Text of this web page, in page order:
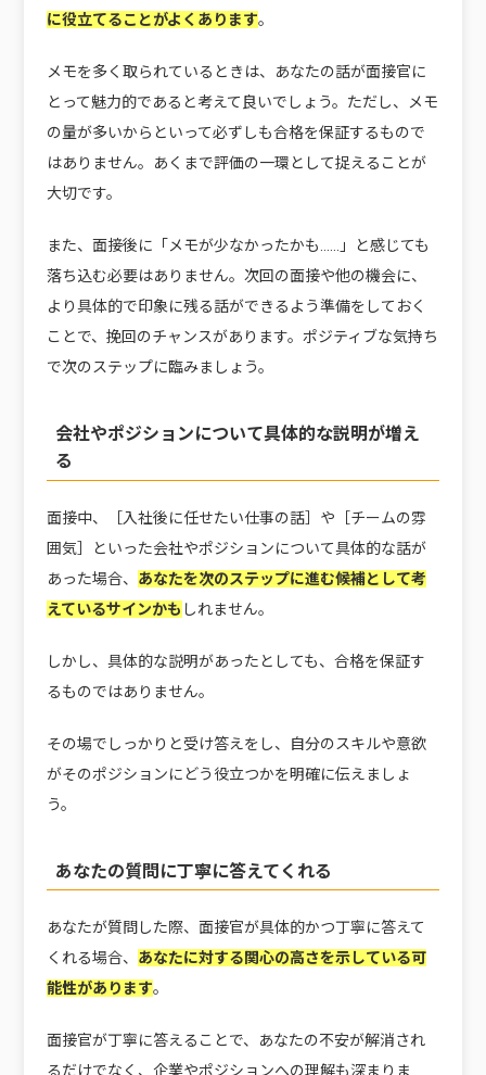
に役立てることがよくあります。
メモを多く取られているときは、あなたの話が面接官に
とって魅力的であると考えて良いでしょう。ただし、メモ
の量が多いからといって必ずしも合格を保証するもので
はありません。あくまで評価の一環として捉えることが
大切です。
また、面接後に「メモが少なかったかも……」と感じても
落ち込む必要はありません。次回の面接や他の機会に、
より具体的で印象に残る話ができるよう準備をしておく
ことで、挽回のチャンスがあります。ポジティブな気持ち
で次のステップに臨みましょう。
会社やポジションについて具体的な説明が増え
る
面接中、［入社後に任せたい仕事の話］や［チームの雰
囲気］といった会社やポジションについて具体的な話が
あった場合、 あなたを次のステップに進む候補として考
えているサインかも しれません。
しかし、具体的な説明があったとしても、合格を保証す
るものではありません。
その場でしっかりと受け答えをし、自分のスキルや意欲
がそのポジションにどう役立つかを明確に伝えましょ
う。
あなたの質問に丁寧に答えてくれる
あなたが質問した際、面接官が具体的かつ丁寧に答えて
くれる場合、 あなたに対する関心の高さを示している可
能性があります。
面接官が丁寧に答えることで、あなたの不安が解消され
るだけでなく、企業やポジションへの理解も深まりま